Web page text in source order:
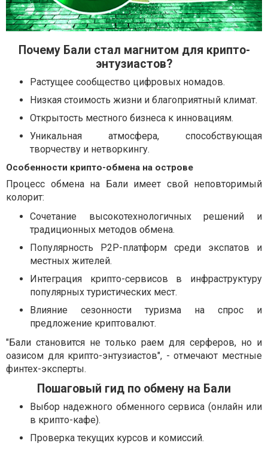
Почему Бали стал магнитом для крипто-
энтузиастов?
Растущее сообщество цифровых номадов.
Низкая стоимость жизни и благоприятный климат.
Открытость местного бизнеса к инновациям.
Уникальная атмосфера, способствующая
творчеству и нетворкингу.
Особенности крипто-обмена на острове
Процесс обмена на Бали имеет свой неповторимый
колорит:
Сочетание высокотехнологичных решений и
традиционных методов обмена.
Популярность P2P-платформ среди экспатов и
местных жителей.
Интеграция крипто-сервисов в инфраструктуру
популярных туристических мест.
Влияние сезонности туризма на спрос и
предложение криптовалют.
"Бали становится не только раем для серферов, но и
оазисом для крипто-энтузиастов", - отмечают местные
финтех-эксперты.
Пошаговый гид по обмену на Бали
Выбор надежного обменного сервиса (онлайн или
в крипто-кафе).
Проверка текущих курсов и комиссий.